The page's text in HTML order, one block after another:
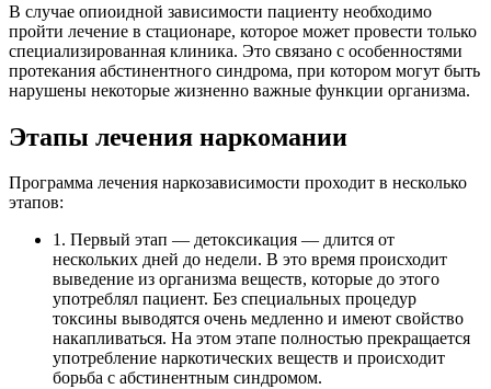
В случае опиоидной зависимости пациенту необходимо
пройти лечение в стационаре, которое может провести только
специализированная клиника. Это связано с особенностями
протекания абстинентного синдрома, при котором могут быть
нарушены некоторые жизненно важные функции организма.
Этапы лечения наркомании
Программа лечения наркозависимости проходит в несколько
этапов:
1. Первый этап — детоксикация — длится от
нескольких дней до недели. В это время происходит
выведение из организма веществ, которые до этого
употреблял пациент. Без специальных процедур
токсины выводятся очень медленно и имеют свойство
накапливаться. На этом этапе полностью прекращается
употребление наркотических веществ и происходит
борьба с абстинентным синдромом.